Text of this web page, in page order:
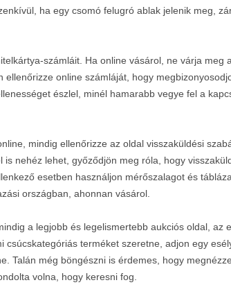
ha egy csomó felugró ablak jelenik meg,
számláit. Ha online vásárol, ne várja meg
ellenőrizze online számláját, hogy
észlel, minél hamarabb vegye fel a
mindig ellenőrizze az oldal visszaküldési
is nehéz lehet, győződjön meg róla, hogy
esetben használjon mérőszalagot és
országban, ahonnan vásárol.
a legjobb és legelismertebb aukciós oldal, az
csúcskategóriás terméket szeretne, adjon egy
Talán még böngészni is érdemes, hogy
volna, hogy keresni fog.